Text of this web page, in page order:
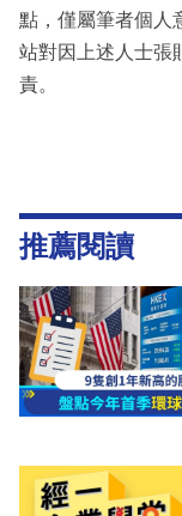
點，僅屬筆者個人
站對因上述人士張
責。
推薦閱讀